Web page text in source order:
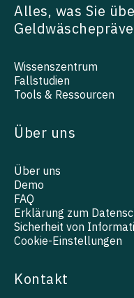
Alles, was Sie
Wissenszentrum
Fallstudien
Tools & Ressourcen
Über uns
Über uns
Demo
FAQ
Erklärung zum
Sicherheit von
Cookie-Einstellungen
Kontakt